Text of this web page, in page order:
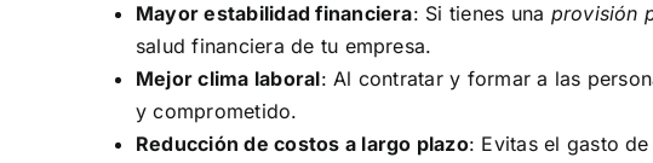
Mayor estabilidad financiera: Si tienes una provisión
salud financiera de tu empresa.
Mejor clima laboral: Al contratar y formar a las
y comprometido.
Reducción de costos a largo plazo: Evitas el gasto